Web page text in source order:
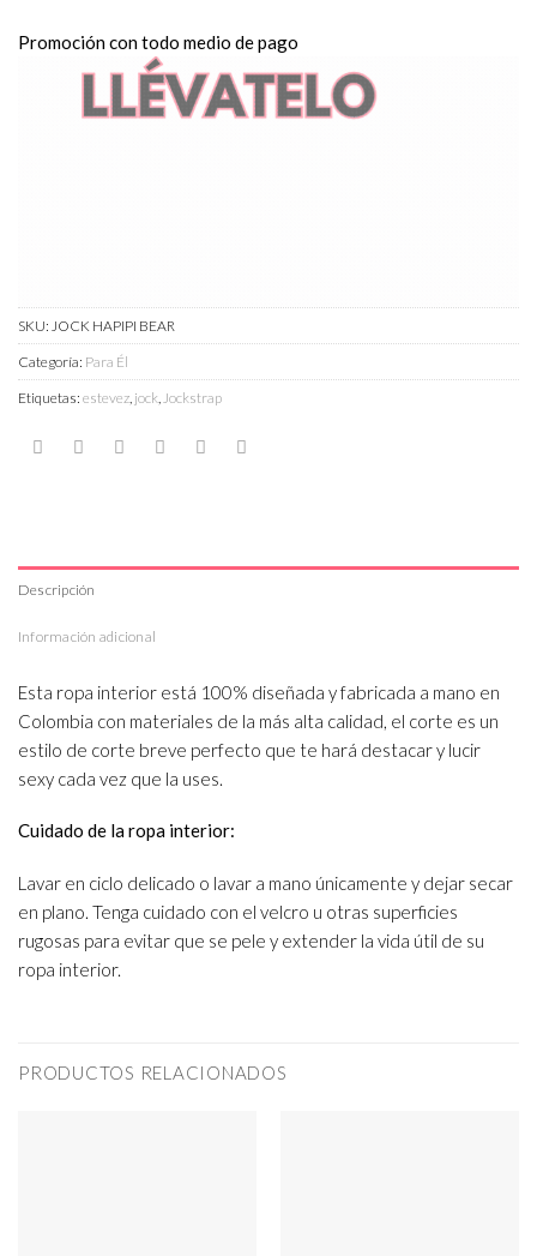
Promoción con todo medio de pago
SKU: JOCK HAPIPI BEAR
Categoría: Para Él
Etiquetas: estevez, jock,Jockstrap
Descripción
Información adicional
Esta ropa interior está 100% diseñada y fabricada a mano en
Colombia con materiales de la más alta calidad, el corte es un
estilo de corte breve perfecto que te hará destacar y lucir
sexy cada vez que la uses.
Cuidado de la ropa interior:
Lavar en ciclo delicado o lavar a mano únicamente y dejar secar
en plano. Tenga cuidado con el velcro u otras superficies
rugosas para evitar que se pele y extender la vida útil de su
ropa interior.
PRODUCTOS RELACIONADOS